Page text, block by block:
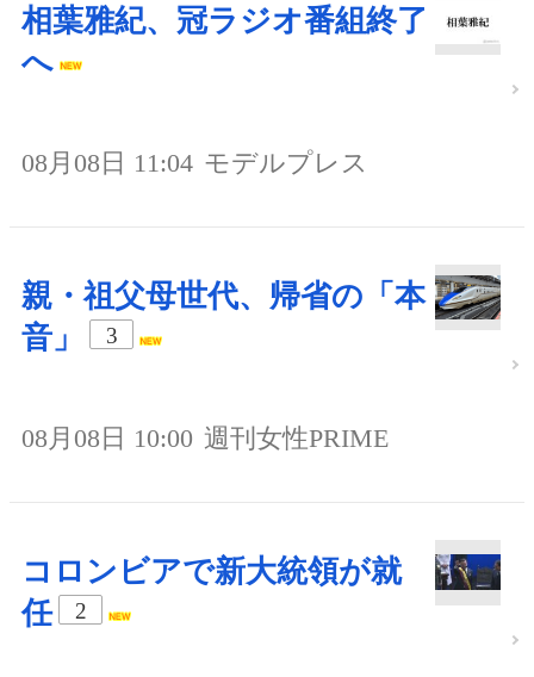
相葉雅紀、冠ラジオ番組終了
へ
08月08日 11:04 モデルプレス
親・祖父母世代、帰省の「本
音」
3
08月08日 10:00 週刊女性PRIME
コロンビアで新大統領が就
任
2